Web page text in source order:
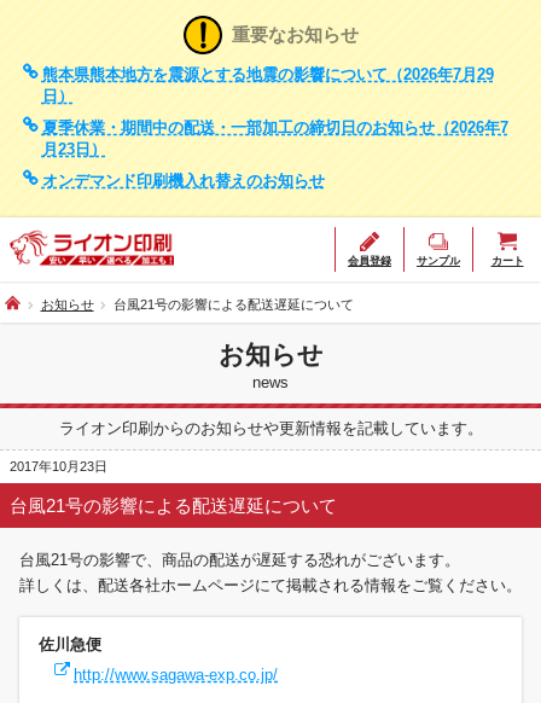
重要なお知らせ
熊本県熊本地方を震源とする地震の影響について（2026年7月29
日）
夏季休業・期間中の配送・一部加工の締切日のお知らせ（2026年7
月23日）
オンデマンド印刷機入れ替えのお知らせ
会員登録 サンプル カート
お知らせ 台風21号の影響による配送遅延について
お知らせ
news
ライオン印刷からのお知らせや更新情報を記載しています。
2017年10月23日
台風21号の影響による配送遅延について
台風21号の影響で、商品の配送が遅延する恐れがございます。
詳しくは、配送各社ホームページにて掲載される情報をご覧ください。
佐川急便
http://www.sagawa-exp.co.jp/